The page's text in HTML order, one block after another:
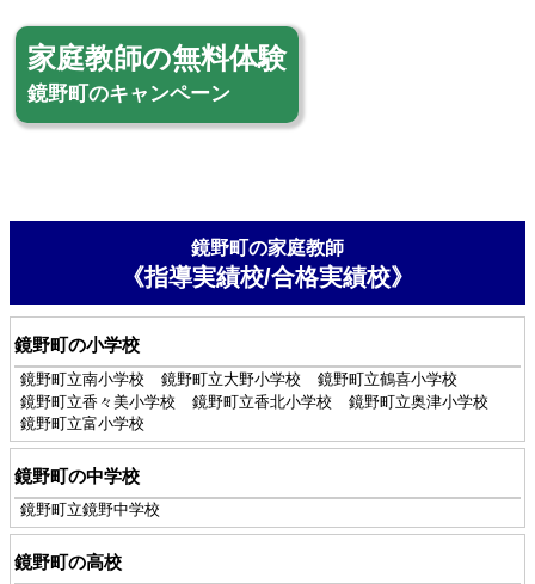
家庭教師の無料体験
鏡野町のキャンペーン
鏡野町の家庭教師
《指導実績校/合格実績校》
鏡野町の小学校
鏡野町立南小学校 鏡野町立大野小学校
鏡野町立鶴喜小学校
鏡野町立香々美小学校
鏡野町立香北小学校
鏡野町立奥津小学校
鏡野町立富小学校
鏡野町の中学校
鏡野町立鏡野中学校
鏡野町の高校